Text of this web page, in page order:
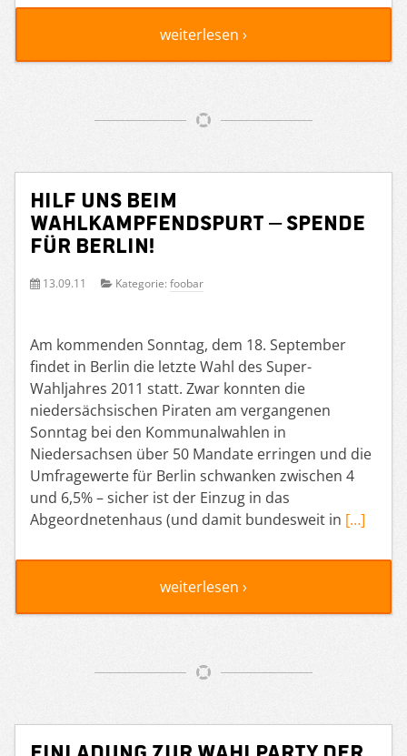
weiterlesen ›
Hilf uns beim
Wahlkampfendspurt – Spende
für Berlin!
13.09.11 Kategorie: foobar
Am kommenden Sonntag, dem 18. September
findet in Berlin die letzte Wahl des Super-
Wahljahres 2011 statt. Zwar konnten die
niedersächsischen Piraten am vergangenen
Sonntag bei den Kommunalwahlen in
Niedersachsen über 50 Mandate erringen und die
Umfragewerte für Berlin schwanken zwischen 4
und 6,5% – sicher ist der Einzug in das
Abgeordnetenhaus (und damit bundesweit in […]
weiterlesen ›
Einladung zur Wahlparty der